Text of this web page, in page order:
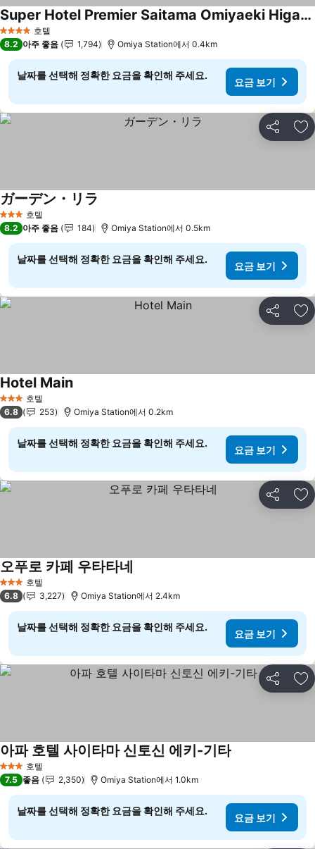
4 성급 호텔
Super Hotel Premier Saitama Omiyaeki Higashiguchi
요금 보기
8.2 아주 좋음 1,794 Omiya Station에서 0.4km
날짜를 선택해 정확한 요금을 확인해 주세요.
요금 보기
공유 즐
3 성급 호텔
ガーデン・リラ
8.2 아주 좋음 184 Omiya Station에서 0.5km
날짜를 선택해 정확한 요금을 확인해 주세요.
요금 보기
공유 즐
3 성급 호텔
Hotel Main요금 보기
6.8 253 Omiya Station에서 0.2km
날짜를 선택해 정확한 요금을 확인해 주세요.
요금 보기
공유 즐
3 성급 호텔
오푸로 카페 우타타네
6.8 3,227 Omiya Station에서 2.4km
날짜를 선택해 정확한 요금을 확인해 주세요.
요금 보기
공유 즐
3 성급 호텔
아파 호텔 사이타마 신토신 에키-기타
7.5 좋음 2,350 Omiya Station에서 1.0km
날짜를 선택해 정확한 요금을 확인해 주세요.
요금 보기